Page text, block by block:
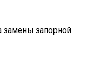
замены запорной